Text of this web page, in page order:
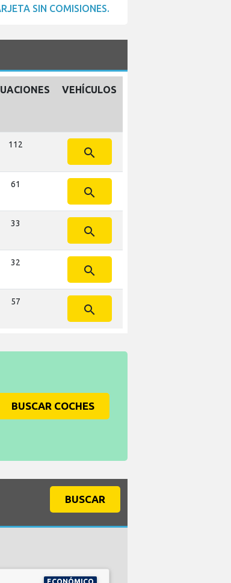
SIN COMISIONES.
VEHÍCULOS
112
search
61
search
33
search
32
search
57
search
BUSCAR COCHES
BUSCAR